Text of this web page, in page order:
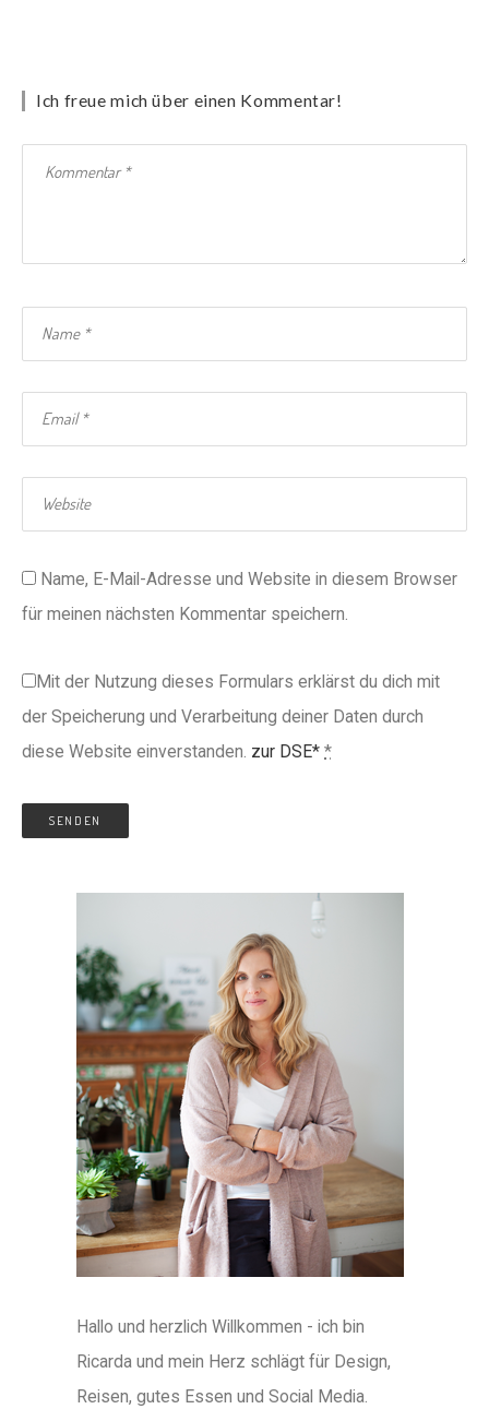
Ich freue mich über einen Kommentar!
Name, E-Mail-Adresse und Website in diesem Browser
für meinen nächsten Kommentar speichern.
Mit der Nutzung dieses Formulars erklärst du dich mit
der Speicherung und Verarbeitung deiner Daten durch
diese Website einverstanden. zur DSE* *
Hallo und herzlich Willkommen - ich bin
Ricarda und mein Herz schlägt für Design,
Reisen, gutes Essen und Social Media.